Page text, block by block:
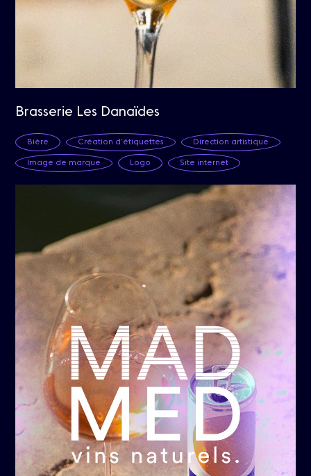
Brasserie Les Danaïdes
Bière Création d’étiquettes Direction artistique
Image de marque Logo Site internet